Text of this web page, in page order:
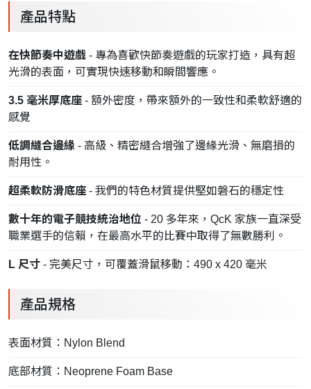
產品特點
在快節奏中遊戲 - 專為喜歡快節奏遊戲的玩家打造，具有超
光滑的表面，可實現快速移動和瞬間響應。
3.5 毫米厚底座 - 額外密度，帶來額外的一致性和柔軟舒適的
感覺
低調縫合邊緣 - 高級、精密縫合增強了邊緣光滑、無磨損的
耐用性。
超柔軟防滑底座 - 我們的特色材質提供堅如磐石的穩定性
數十年的電子競技統治地位 - 20 多年來，QcK 家族一直深受
職業選手的信賴，在最高水平的比賽中取得了無數勝利。
L 尺寸 - 完美尺寸，可覆蓋滑鼠移動：490 x 420 毫米
產品規格
表面材質： Nylon Blend
底部材質： Neoprene Foam Base